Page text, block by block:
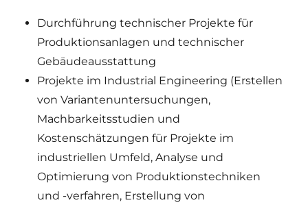
Durchführung technischer Projekte für
Produktionsanlagen und technischer
Gebäudeausstattung
Projekte im Industrial Engineering (Erstellen
von Variantenuntersuchungen,
Machbarkeitsstudien und
Kostenschätzungen für Projekte im
industriellen Umfeld, Analyse und
Optimierung von Produktionstechniken
und -verfahren, Erstellung von